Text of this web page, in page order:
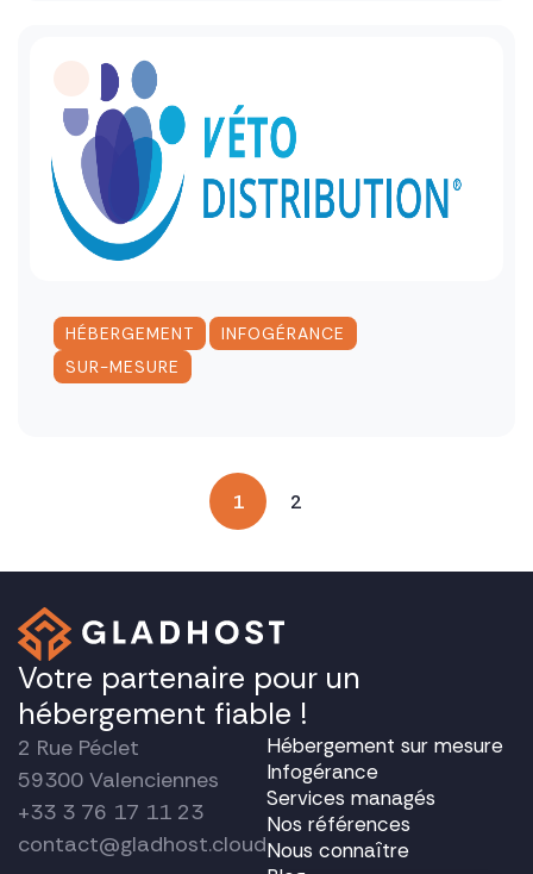
HÉBERGEMENT INFOGÉRANCE
SUR-MESURE
publications
1 2
Votre partenaire pour un
hébergement fiable !
2 Rue Péclet
59300 Valenciennes
+33 3 76 17 11 23
contact@gladhost.cloud
Hébergement sur mesure
Infogérance
Services managés
Nos références
Nous connaître